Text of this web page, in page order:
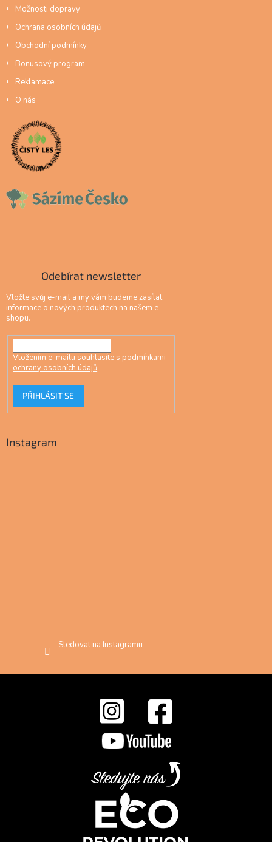
Možnosti dopravy
Ochrana osobních údajů
Obchodní podmínky
Bonusový program
Reklamace
O nás
Odebírat newsletter
Vložte svůj e-mail a my vám budeme zasílat
informace o nových produktech na našem e-
shopu.
Vložením e-mailu souhlasíte s podmínkami
ochrany osobních údajů
PŘIHLÁSIT SE
Instagram
Sledovat na Instagramu